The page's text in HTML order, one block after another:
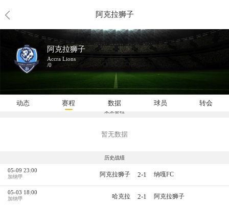
阿克拉狮子
阿克拉狮子
Accra Lions
/0
动态 赛程 数据 球员 转会
未来赛程
暂无数据
历史战绩
05-09 23:00
加纳甲 阿克拉狮子 2-1 纳嘎FC
05-03 18:00
加纳甲 哈克拉 2-1 阿克拉狮子